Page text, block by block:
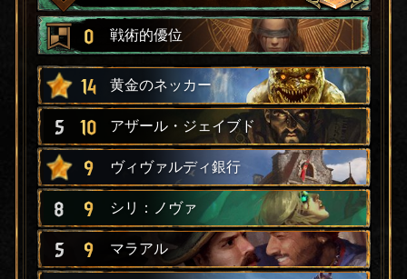
0 戦術的優位
14 黄金のネッカー
5 10 アザール・ジェイブド
9 ヴィヴァルディ銀行
8 9 シリ：ノヴァ
5 9 マラアル